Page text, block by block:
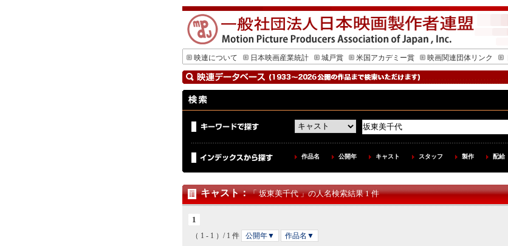
映連について
日本映画産業統計 城戸賞 米国アカデミー賞 映画関連団体リンク
作品名 公開年 キャスト スタッフ 製作 配給
キャスト：「 坂東美千代 」の人名検索結果 1 件
1
（ 1 - 1 ）/ 1 件 公開年▼ 作品名▼